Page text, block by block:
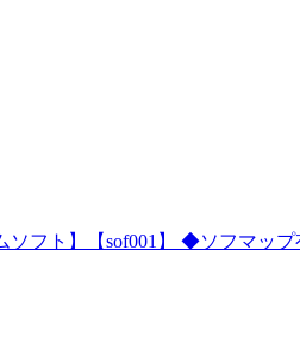
ソフト】【sof001】 ◆ソフマッ